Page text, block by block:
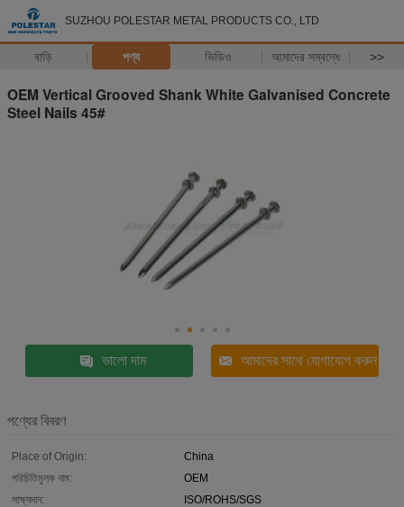
SUZHOU POLESTAR METAL PRODUCTS CO., LTD
বাড়ি পণ্য ভিডিও আমাদের সম্বন্ধে >>
OEM Vertical Grooved Shank White Galvanised Concrete
Steel Nails 45#
ভালো দাম আমাদের সাথে যোগাযোগ করুন
পণ্যের বিবরণ
Place of Origin:
China
পরিচিতিমুলক নাম:
OEM
সাক্ষ্যদান:
ISO/ROHS/SGS